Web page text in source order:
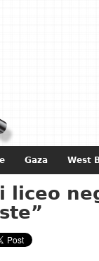
Gaza West
liceo